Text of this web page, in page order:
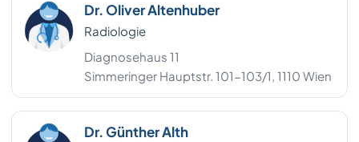
Dr. Oliver Altenhuber
Radiologie
Diagnosehaus 11
Simmeringer Hauptstr. 101-103/1, 1110 Wien
Dr. Günther Alth